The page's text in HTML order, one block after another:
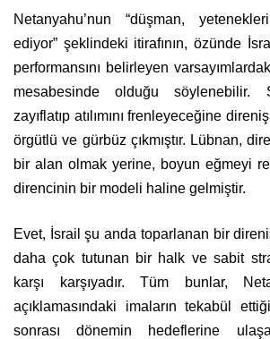
Netanyahu’nun “düşman,
ediyor” şeklindeki itirafının, özünde
performansını belirleyen
mesabesinde olduğu söylenebilir.
zayıflatıp atılımını frenleyeceğine
örgütlü ve gürbüz çıkmıştır. Lübnan,
bir alan olmak yerine, boyun eğmeyi
direncinin bir modeli haline gelmiştir.
Evet, İsrail şu anda toparlanan bir
daha çok tutunan bir halk ve sabit
karşı karşıyadır. Tüm bunlar,
açıklamasındaki imaların tekabül
sonrası dönemin hedeflerine